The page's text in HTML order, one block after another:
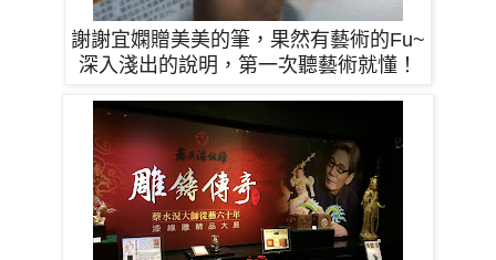
謝謝宜嫻贈美美的筆，果然有藝術的Fu~
深入淺出的說明，第一次聽藝術就懂！